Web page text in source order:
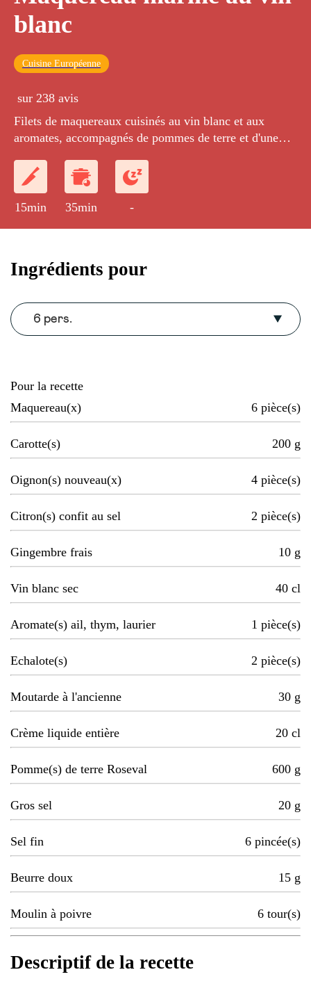
blanc
Cuisine Européenne
sur 238 avis
Filets de maquereaux cuisinés au vin blanc et aux
aromates, accompagnés de pommes de terre et d'une
15min 35min -
Ingrédients pour
6 pers.
Pour la recette
Maquereau(x)
6 pièce(s)
Carotte(s) 200 g
Oignon(s) nouveau(x) 4 pièce(s)
Citron(s) confit au sel 2 pièce(s)
Gingembre frais 10 g
Vin blanc sec 40 cl
Aromate(s) ail, thym, laurier 1 pièce(s)
Echalote(s) 2 pièce(s)
Moutarde à l'ancienne 30 g
Crème liquide entière 20 cl
Pomme(s) de terre Roseval 600 g
Gros sel 20 g
Sel fin 6 pincée(s)
Beurre doux 15 g
Moulin à poivre 6 tour(s)
Descriptif de la recette